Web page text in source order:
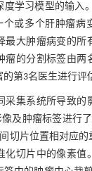
学习模型的输入。
个或多个肝肿瘤病
最大肿瘤病变的所
瘤的分割标签由两
第3名医生进行评
采集系统所导致的
及肿瘤标签进行
切片位置相对应的
化切片中的像素值